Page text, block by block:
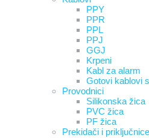
PPY
PPR
PPL
PPJ
GGJ
Krpeni
Kabl za alarm
Gotovi kablovi
Provodnici
Silikonska žica
PVC žica
PF žica
Prekidači i priključnice